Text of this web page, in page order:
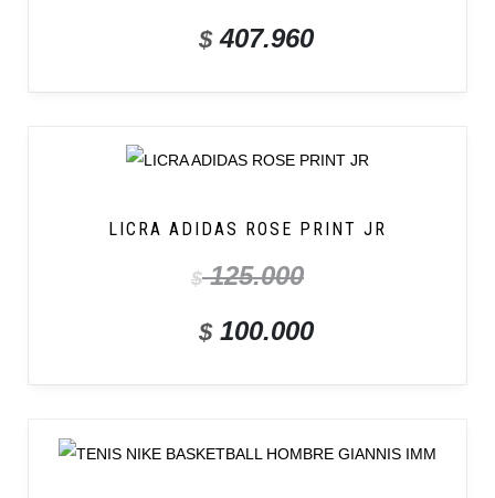
$407.960
LICRA ADIDAS ROSE PRINT JR
$125.000
$100.000